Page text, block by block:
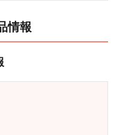
情報